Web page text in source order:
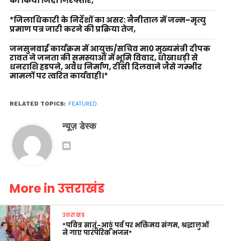
*जिलाधिकारी के निर्देशों का असर: नैनीताल में जन्म–मृत्यु
प्रमाण पत्र जारी करने की प्रक्रिया तेज,
जनसुनवाई कार्यक्रम में आयुक्त/सचिव मा0 मुख्यमंत्री दीपक
रावत ने जनता की समस्याओं में भूमि विवाद, धोखाधड़ी से
धनराशि हडपने, अवैध निर्माण, टीसी दिलवाने जैसे गम्भीर
मामलों पर त्वरित कार्यवाही।*
RELATED TOPICS: FEATURED
न्यूज़ डेस्क
More in उत्तराखंड
उत्तराखंड
*पवित्र सातूं-आठूं पर्व पर भक्तिमय संगम, श्रद्धालुओं
ने गाए पारंपरिक भजन*